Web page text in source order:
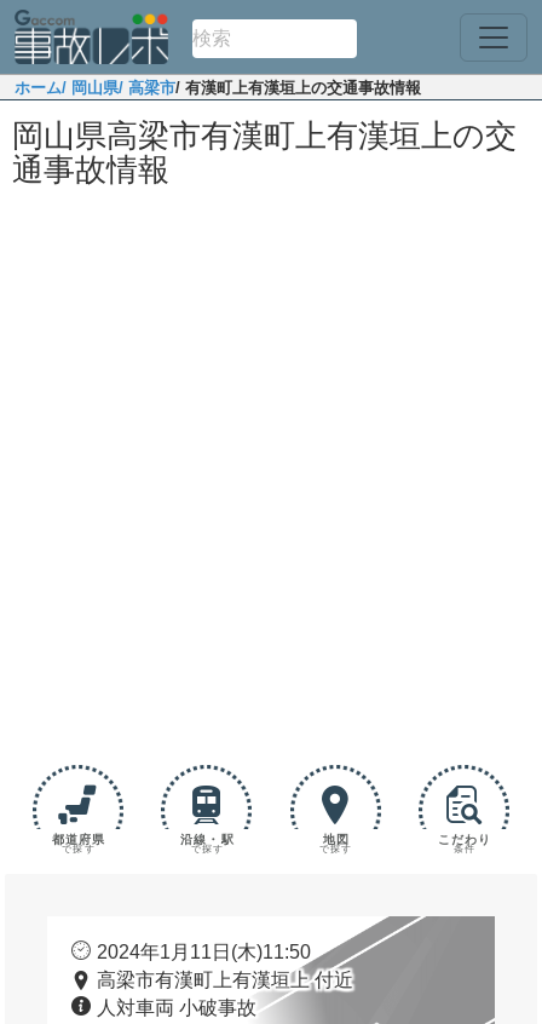
ホーム/ 岡山県/ 高梁市/ 有漢町上有漢垣上の交通事故情報
岡山県高梁市有漢町上有漢垣上の交
通事故情報
都道府県
で探す
沿線・駅
で探す
地図
で探す
こだわり
条件
2024年1月11日(木)11:50
高梁市有漢町上有漢垣上 付近
人対車両 小破事故